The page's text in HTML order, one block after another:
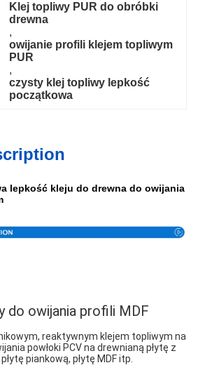
Klej topliwy PUR do obróbki
drewna
,
owijanie profili klejem topliwym
PUR
,
czysty klej topliwy lepkość
początkowa
lepkość kleju do drewna do owijania
do owijania profili MDF
reaktywnym klejem topliwym na
powłoki PCV na drewnianą płytę z
piankową, płytę MDF itp.